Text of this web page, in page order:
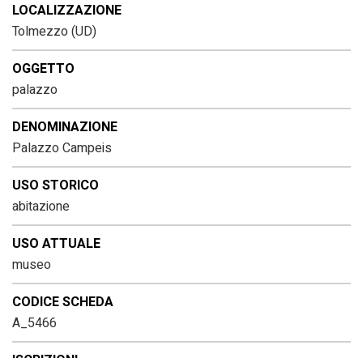
LOCALIZZAZIONE
Tolmezzo (UD)
OGGETTO
palazzo
DENOMINAZIONE
Palazzo Campeis
USO STORICO
abitazione
USO ATTUALE
museo
CODICE SCHEDA
A_5466